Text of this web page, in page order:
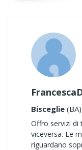
Bisceglie
Offro servizi di
viceversa. Le
riguardano